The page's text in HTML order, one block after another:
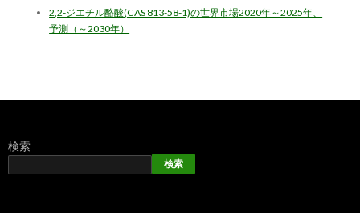
2,2-ジエチル酪酸(CAS 813-58-1)の世界市場2020年～2025年、
予測（～2030年）
検索
検索